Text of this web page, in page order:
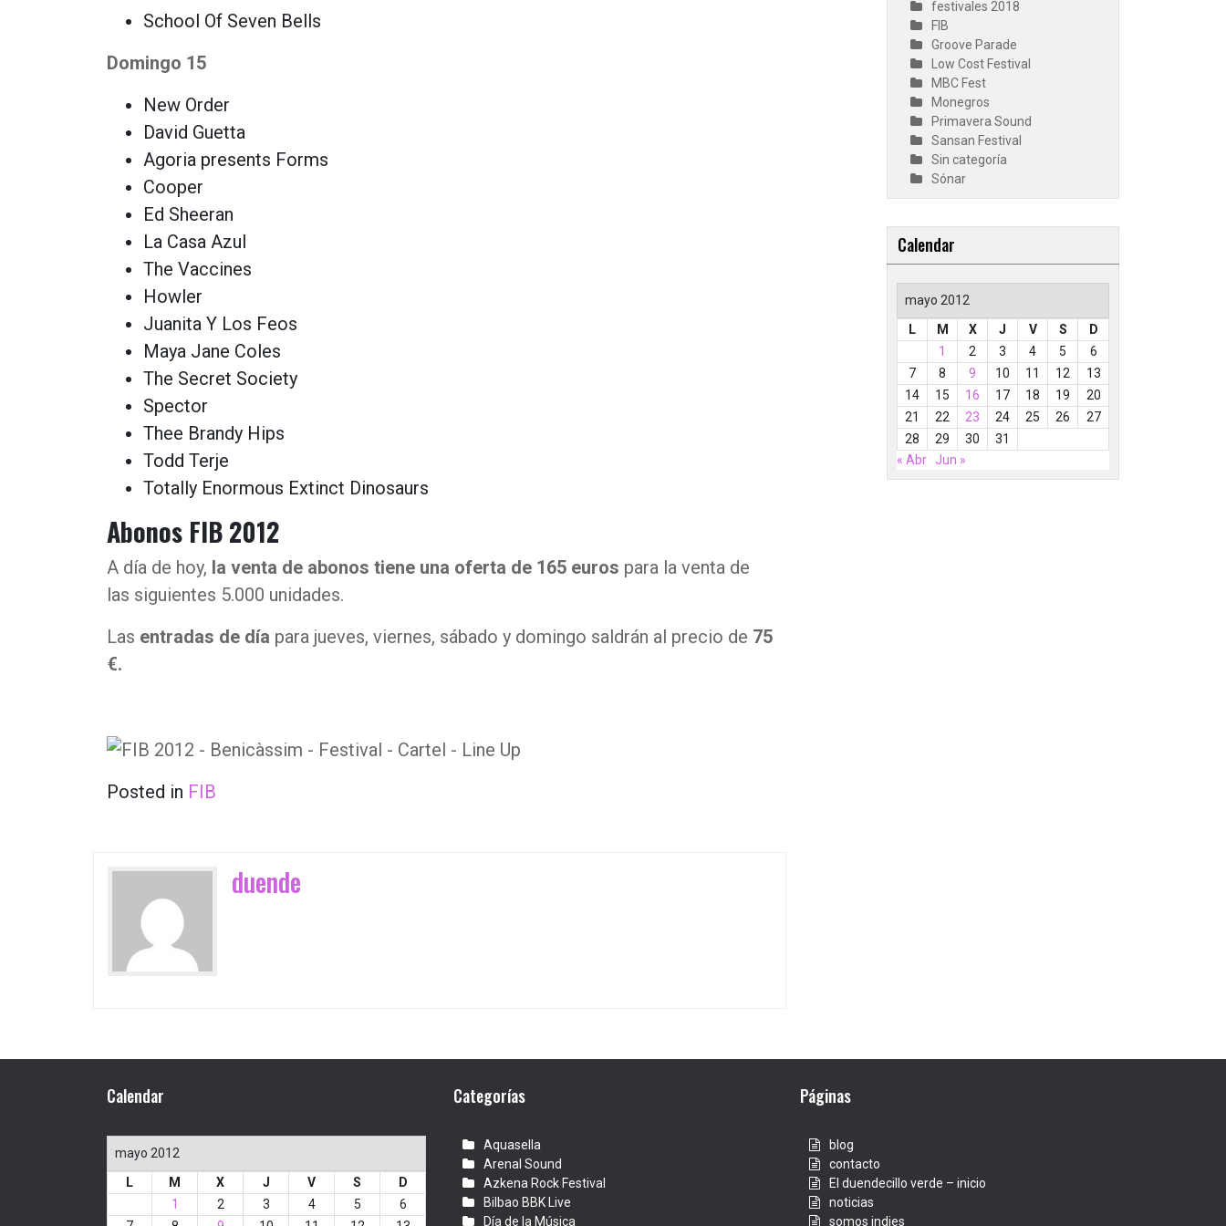
School Of Seven Bells
Domingo 15
New Order
David Guetta
Agoria presents Forms
Cooper
Ed Sheeran
La Casa Azul
The Vaccines
Howler
Juanita Y Los Feos
Maya Jane Coles
The Secret Society
Spector
Thee Brandy Hips
Todd Terje
Totally Enormous Extinct Dinosaurs
Abonos FIB 2012
A día de hoy, la venta de abonos tiene una oferta de 165 euros para la venta de
las siguientes 5.000 unidades.
Las entradas de día para jueves, viernes, sábado y domingo saldrán al precio de 75
€.
Posted in FIB
duende
festivales 2018
FIB
Groove Parade
Low Cost Festival
MBC Fest
Monegros
Primavera Sound
Sansan Festival
Sin categoría
Sónar
Calendar
mayo 2012
L
M X J V S
D
1
2 3 4 5
6
7
8 9 10 11 12
13
14
15 16 17 18 19
20
21
22 23 24 25 26
27
28
29 30
31
« Abr Jun »
Calendar
mayo 2012
L
M X J V S
D
1
2 3 4 5
6
Categorías
Aquasella
Arenal Sound
Azkena Rock Festival
Bilbao BBK Live
Día de la Música
Páginas
blog
contacto
El duendecillo verde – inicio
noticias
somos indies